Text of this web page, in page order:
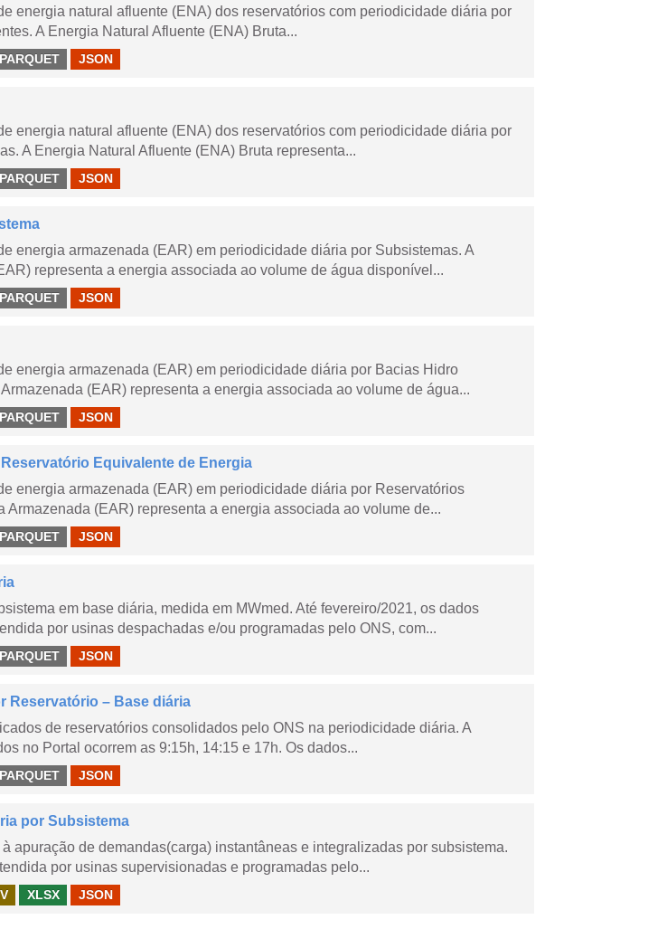
energia natural afluente (ENA) dos reservatórios com periodicidade diária por
A Energia Natural Afluente (ENA) Bruta...
PARQUET JSON
energia natural afluente (ENA) dos reservatórios com periodicidade diária por
A Energia Natural Afluente (ENA) Bruta representa...
PARQUET JSON
energia armazenada (EAR) em periodicidade diária por Subsistemas. A
representa a energia associada ao volume de água disponível...
PARQUET JSON
energia armazenada (EAR) em periodicidade diária por Bacias Hidro
(EAR) representa a energia associada ao volume de água...
PARQUET JSON
Equivalente de Energia
energia armazenada (EAR) em periodicidade diária por Reservatórios
Armazenada (EAR) representa a energia associada ao volume de...
PARQUET JSON
em base diária, medida em MWmed. Até fevereiro/2021, os dados
por usinas despachadas e/ou programadas pelo ONS, com...
PARQUET JSON
Reservatório – Base diária
de reservatórios consolidados pelo ONS na periodicidade diária. A
no Portal ocorrem as 9:15h, 14:15 e 17h. Os dados...
PARQUET JSON
por Subsistema
apuração de demandas(carga) instantâneas e integralizadas por subsistema.
por usinas supervisionadas e programadas pelo...
XLSX JSON